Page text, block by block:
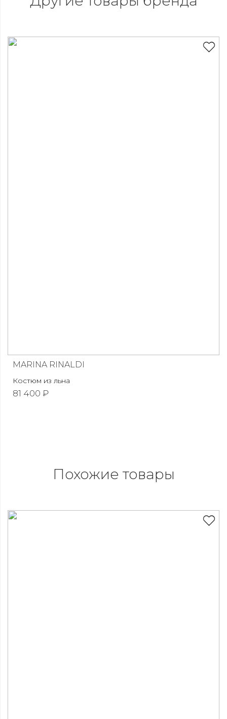
MARINA RINALDI
Костюм из льна
81 400 ₽
Похожие товары